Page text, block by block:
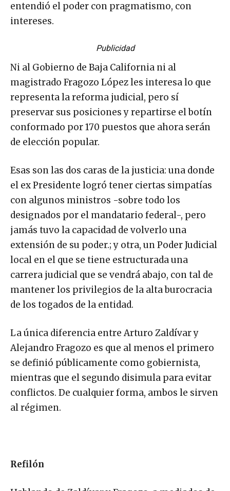
entendió el poder con pragmatismo, con
intereses.
Publicidad
Ni al Gobierno de Baja California ni al
magistrado Fragozo López les interesa lo que
representa la reforma judicial, pero sí
preservar sus posiciones y repartirse el botín
conformado por 170 puestos que ahora serán
de elección popular.
Esas son las dos caras de la justicia: una donde
el ex Presidente logró tener ciertas simpatías
con algunos ministros -sobre todo los
designados por el mandatario federal-, pero
jamás tuvo la capacidad de volverlo una
extensión de su poder.; y otra, un Poder Judicial
local en el que se tiene estructurada una
carrera judicial que se vendrá abajo, con tal de
mantener los privilegios de la alta burocracia
de los togados de la entidad.
La única diferencia entre Arturo Zaldívar y
Alejandro Fragozo es que al menos el primero
se definió públicamente como gobiernista,
mientras que el segundo disimula para evitar
conflictos. De cualquier forma, ambos le sirven
al régimen.
Refilón